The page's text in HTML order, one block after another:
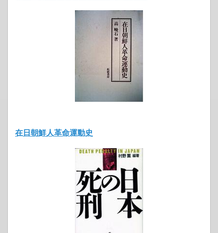
在日朝鮮人革命運動史